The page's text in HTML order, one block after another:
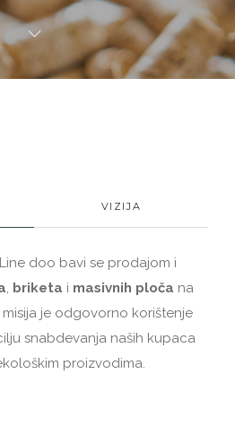
VIZIJA
doo bavi se prodajom i
, briketa i masivnih ploča na
misija je odgovorno korištenje
snabdevanja naših kupaca
proizvodima.